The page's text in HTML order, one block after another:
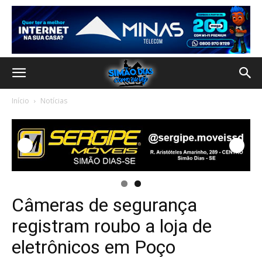
Início Notícias
Câmeras de segurança
registram roubo a loja de
eletrônicos em Poço